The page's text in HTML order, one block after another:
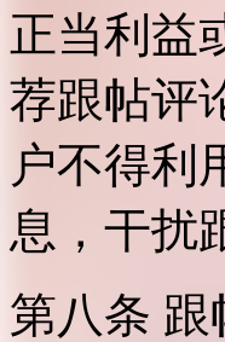
正当利益
荐跟帖评
户不得利
息，干扰
第八条